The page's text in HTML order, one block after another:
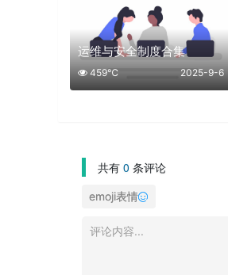
运维与安全制度合集
2025-9-6
459℃
共有 0 条评论
emoji表情